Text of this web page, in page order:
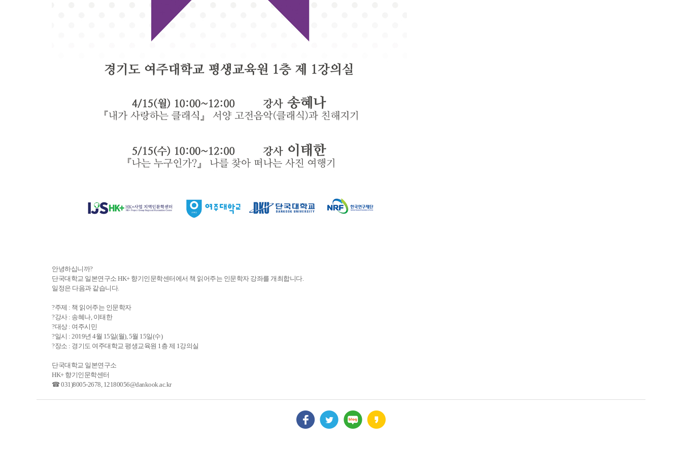
안녕하십니까?
단국대학교 일본연구소 HK+ 향기인문학센터에서 책 읽어주는 인문학자 강좌를 개최합니다.
일정은 다음과 같습니다.
?주제 : 책 읽어주는 인문학자
?강사 : 송혜나, 이태한
?대상 : 여주시민
?일시 : 2019년 4월 15일(월), 5월 15일(수)
?장소 : 경기도 여주대학교 평생교육원 1층 제 1강의실
단국대학교 일본연구소
HK+ 향기인문학센터
☎ 031)8005-2678, 12180056@dankook.ac.kr